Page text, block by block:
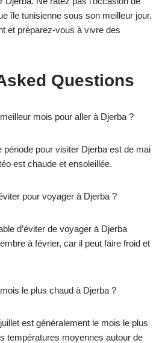
île tunisienne sous son meilleur jour.
et préparez-vous à vivre des
Questions
mois pour aller à Djerba ?
période pour visiter Djerba est de mai
est chaude et ensoleillée.
pour voyager à Djerba ?
d’éviter de voyager à Djerba
à février, car il peut faire froid et
le plus chaud à Djerba ?
est généralement le mois le plus
températures moyennes autour de